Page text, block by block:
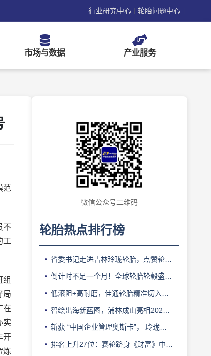
行业研究中心 | 轮胎问题中心 |
市场与数据 产业服务
范
不
工
局
在
实
开
炼
微信公众号二维码
轮胎热点排行榜
省委书记走进吉林玲珑轮胎，点赞轮胎智造标杆
倒计时不足一个月！全球轮胎轮毂盛会即将登陆上海！
低滚阻+高耐磨，佳通轮胎精准切入新能源轻卡赛道
智绘出海新蓝图，浦林成山亮相2026泰中合作博览会
斩获 “中国企业管理奥斯卡”， 玲珑轮胎蝉联 BMC 大奖
排名上升27位：赛轮跻身《财富》中国500强背后的增长逻辑